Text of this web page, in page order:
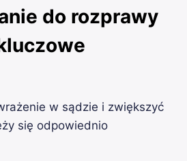
do rozprawy
w sądzie i zwiększyć
się odpowiednio